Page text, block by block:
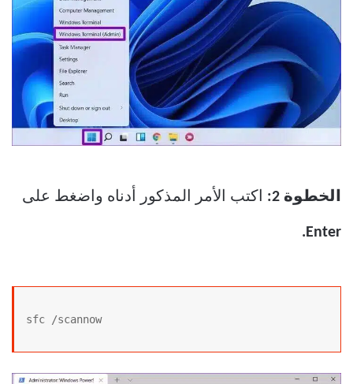
الخطوة 2: اكتب الأمر المذكور أدناه واضغط على
Enter.
sfc /scannow